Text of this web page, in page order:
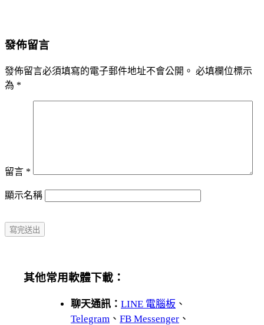
發佈留言
發佈留言必須填寫的電子郵件地址不會公開。 必填欄位標示
為 *
留言 *
顯示名稱
其他常用軟體下載：
聊天通訊： LINE 電腦板 、
Telegram 、 FB Messenger 、